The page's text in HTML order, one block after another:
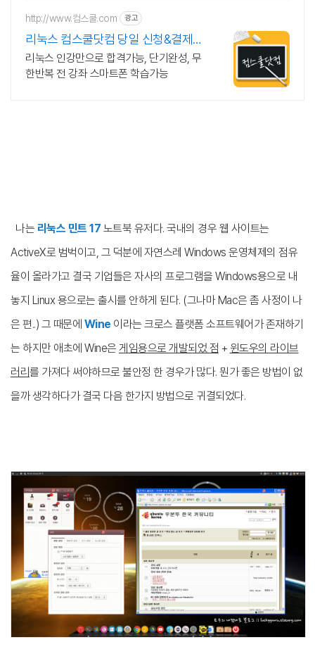
http://www.컴스쿨.com 광고
리눅스 컴스쿨닷컴 당일 신청&결제시
기프티콘!
리눅스 인강만으로 합격가능, 단기완성, 무
한반복 전 강좌 스마트폰 학습가능
나는 리눅스 민트 17 노트북 유저다. 국내의 경우 웹 사이트는
ActiveX로 범벅이고, 그 덕분에 자연스레 Windows 운영체제의 점유
율이 올라가고 결국 기업들은 자사의 프로그램을 Windows용으로 내
놓지 Linux 용으로는 출시를 안하게 된다. (그나마 Mac은 좀 사정이 나
은 편..) 그 때문에 Wine 이라는 크로스 플랫폼 소프트웨어가 존재하기
는 하지만 애초에 Wine은 게임용으로 개발되었 점 + 윈도우의 라이브
러리를 가져다 써야하므로 불안정 한 경우가 많다. 뭔가 좋은 방법이 없
을까 생각하다가 결국 다음 한가지 방법으로 귀결되었다.